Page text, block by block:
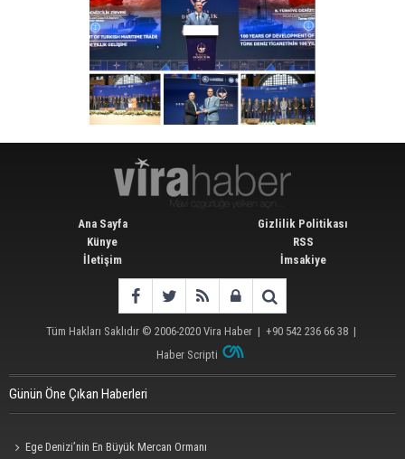
Ana Sayfa
Künye
İletişim
Gizlilik Politikası
RSS
İmsakiye
Tüm Hakları Saklıdır © 2006-2020 Vira Haber | +90 542 236 66 38 |
Haber Scripti
Günün Öne Çıkan Haberleri
Ege Denizi’nin En Büyük Mercan Ormanı